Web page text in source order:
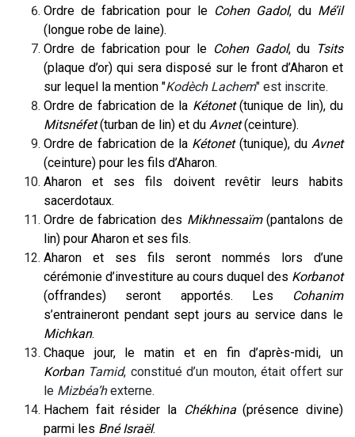
Ordre de fabrication pour le Cohen Gadol, du Mé’il
(longue robe de laine).
Ordre de fabrication pour le Cohen Gadol, du Tsits
(plaque d’or) qui sera disposé sur le front d’Aharon et
sur lequel la mention "Kodèch Lachem" est inscrite.
Ordre de fabrication de la Kétonet(tunique de lin), du
Mitsnéfet(turban de lin) et du Avnet(ceinture).
Ordre de fabrication de la Kétonet(tunique), du Avnet
(ceinture) pour les fils d’Aharon.
Aharon et ses fils doivent revêtir leurs habits
sacerdotaux.
Ordre de fabrication des Mikhnessaïm(pantalons de
lin) pour Aharon et ses fils.
Aharon et ses fils seront nommés lors d’une
cérémonie d’investiture au cours duquel des Korbanot
(offrandes) seront apportés. Les
Cohanim
s’entraineront pendant sept jours au service dans le
Michkan.
Chaque jour, le matin et en fin d’après-midi, un
KorbanTamid, constitué d’un mouton, était offert sur
le Mizbéa’hexterne.
Hachem fait résider la Chékhina(présence divine)
parmi les Bné Israël.